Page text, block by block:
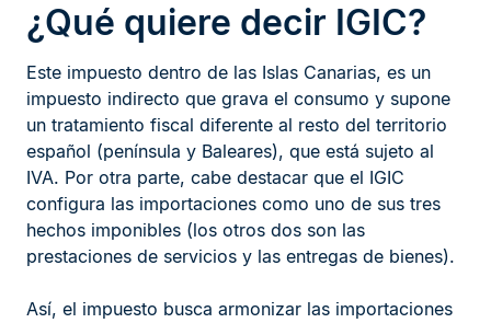
¿Qué quiere decir IGIC?
Este impuesto dentro de las Islas Canarias, es un
impuesto indirecto que grava el consumo y supone
un tratamiento fiscal diferente al resto del territorio
español (península y Baleares), que está sujeto al
IVA. Por otra parte, cabe destacar que el IGIC
configura las importaciones como uno de sus tres
hechos imponibles (los otros dos son las
prestaciones de servicios y las entregas de bienes).
Así, el impuesto busca armonizar las importaciones